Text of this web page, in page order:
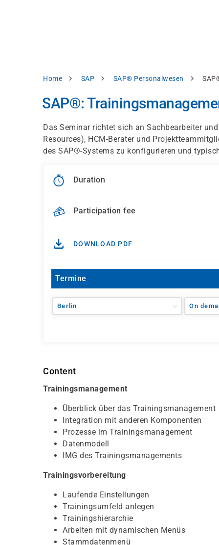
Breadcrumb
Home SAP SAP® Personalwesen
SAP®:
Das Seminar richtet sich an Sachbearbeiter
Resources), HCM-Berater und
des SAP®-Systems zu konfigurieren und
Duration
Participation fee
DOWNLOAD PDF
Termine
Berlin On
Content
Trainingsmanagement
Überblick über das Trainingsmanagement
Integration mit anderen Komponenten
Prozesse im Trainingsmanagement
Datenmodell
IMG des Trainingsmanagements
Trainingsvorbereitung
Laufende Einstellungen
Trainingsumfeld anlegen
Trainingshierarchie
Arbeiten mit dynamischen Menüs
Stammdatenmenü